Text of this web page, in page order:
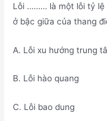
Lỗi ……… là một lỗi tỷ lệ
ở bậc giữa của thang
A. Lỗi xu hướng trung
B. Lỗi hào quang
C. Lỗi bao dung